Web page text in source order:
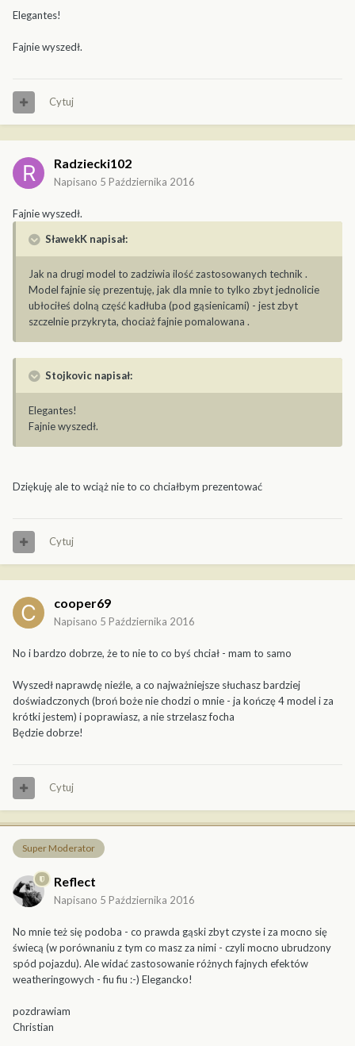
Elegantes!
Fajnie wyszedł.
Cytuj
Radziecki102
Napisano 5 Października 2016
Fajnie wyszedł.
SławekK napisał:
Jak na drugi model to zadziwia ilość zastosowanych technik .
Model fajnie się prezentuję, jak dla mnie to tylko zbyt jednolicie
ubłociłeś dolną część kadłuba (pod gąsienicami) - jest zbyt
szczelnie przykryta, chociaż fajnie pomalowana .
Stojkovic napisał:
Elegantes!
Fajnie wyszedł.
Dziękuję ale to wciąż nie to co chciałbym prezentować
Cytuj
cooper69
Napisano 5 Października 2016
No i bardzo dobrze, że to nie to co byś chciał - mam to samo
Wyszedł naprawdę nieźle, a co najważniejsze słuchasz bardziej
doświadczonych (broń boże nie chodzi o mnie - ja kończę 4 model i za
krótki jestem) i poprawiasz, a nie strzelasz focha
Będzie dobrze!
Cytuj
Super Moderator
Reflect
Napisano 5 Października 2016
No mnie też się podoba - co prawda gąski zbyt czyste i za mocno się
świecą (w porównaniu z tym co masz za nimi - czyli mocno ubrudzony
spód pojazdu). Ale widać zastosowanie różnych fajnych efektów
weatheringowych - fiu fiu :-) Elegancko!
pozdrawiam
Christian